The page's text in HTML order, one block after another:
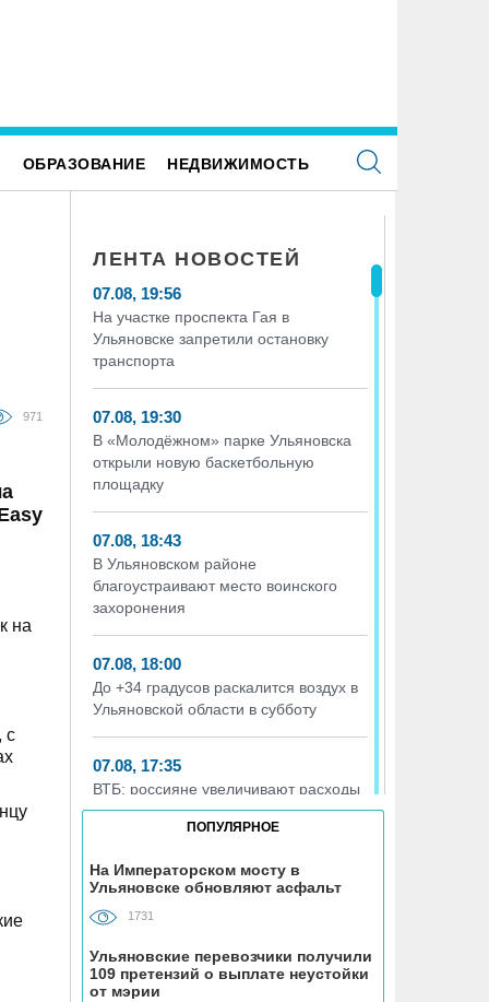
ОБРАЗОВАНИЕ НЕДВИЖИМОСТЬ
971
на
с
ЛЕНТА НОВОСТЕЙ
07.08, 19:56
На участке проспекта Гая в
Ульяновске запретили остановку
транспорта
07.08, 19:30
В «Молодёжном» парке Ульяновска
открыли новую баскетбольную
площадку
07.08, 18:43
В Ульяновском районе
благоустраивают место воинского
захоронения
07.08, 18:00
До +34 градусов раскалится воздух в
Ульяновской области в субботу
07.08, 17:35
ВТБ: россияне увеличивают расходы
на спорт и здоровый образ жизни
07.08, 17:35
В Чердаклинском районе в ДТП
попал 14-летний подросток
07.08, 17:00
«Ульяновскэнерго» передали под
ПОПУЛЯРНОЕ
На Императорском мосту в
Ульяновске обновляют асфальт
1731
Ульяновские перевозчики получили
109 претензий о выплате неустойки
от мэрии